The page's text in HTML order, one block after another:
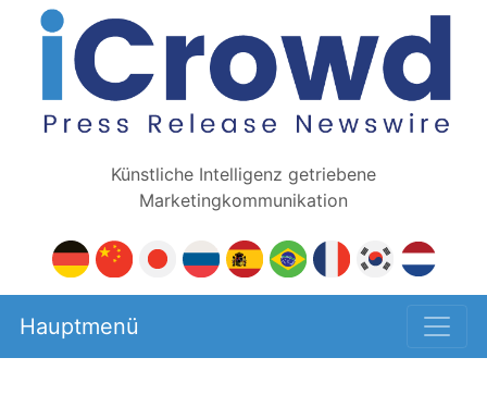
Künstliche Intelligenz getriebene
Marketingkommunikation
Hauptmenü